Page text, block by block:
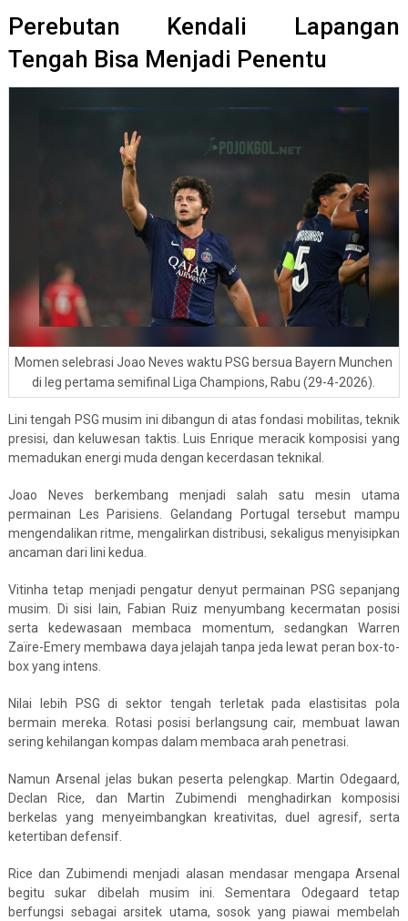
Perebutan Kendali Lapangan
Tengah Bisa Menjadi Penentu
Momen selebrasi Joao Neves waktu PSG bersua Bayern Munchen
di leg pertama semifinal Liga Champions, Rabu (29-4-2026).
Lini tengah PSG musim ini dibangun di atas fondasi mobilitas, teknik
presisi, dan keluwesan taktis. Luis Enrique meracik komposisi yang
memadukan energi muda dengan kecerdasan teknikal.
Joao Neves berkembang menjadi salah satu mesin utama
permainan Les Parisiens. Gelandang Portugal tersebut mampu
mengendalikan ritme, mengalirkan distribusi, sekaligus menyisipkan
ancaman dari lini kedua.
Vitinha tetap menjadi pengatur denyut permainan PSG sepanjang
musim. Di sisi lain, Fabian Ruiz menyumbang kecermatan posisi
serta kedewasaan membaca momentum, sedangkan Warren
Zaïre-Emery membawa daya jelajah tanpa jeda lewat peran box-to-
box yang intens.
Nilai lebih PSG di sektor tengah terletak pada elastisitas pola
bermain mereka. Rotasi posisi berlangsung cair, membuat lawan
sering kehilangan kompas dalam membaca arah penetrasi.
Namun Arsenal jelas bukan peserta pelengkap. Martin Odegaard,
Declan Rice, dan Martin Zubimendi menghadirkan komposisi
berkelas yang menyeimbangkan kreativitas, duel agresif, serta
ketertiban defensif.
Rice dan Zubimendi menjadi alasan mendasar mengapa Arsenal
begitu sukar dibelah musim ini. Sementara Odegaard tetap
berfungsi sebagai arsitek utama, sosok yang piawai membelah